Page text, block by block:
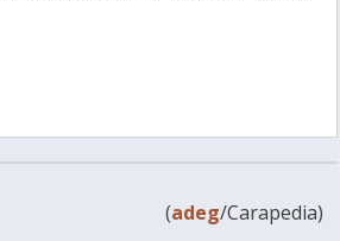
(adeg/Carapedia)